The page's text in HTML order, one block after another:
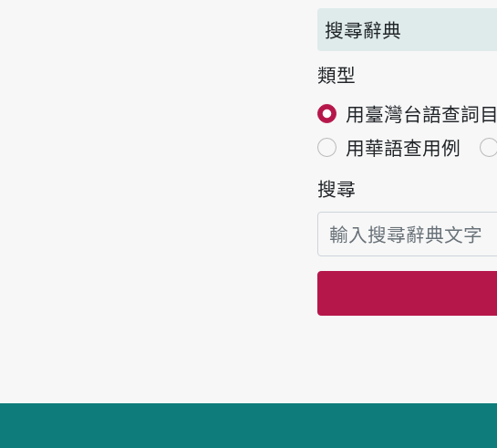
搜尋辭典
類型
用臺灣台語查詞目
用華語查用例
搜尋